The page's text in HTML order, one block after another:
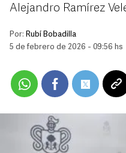
Alejandro Ramírez
Por: Rubí Bobadilla
5 de febrero de 2026 - 09:56 hs